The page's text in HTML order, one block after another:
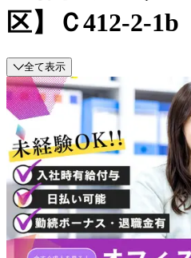
区】Ｃ412-2-1b
全て表示